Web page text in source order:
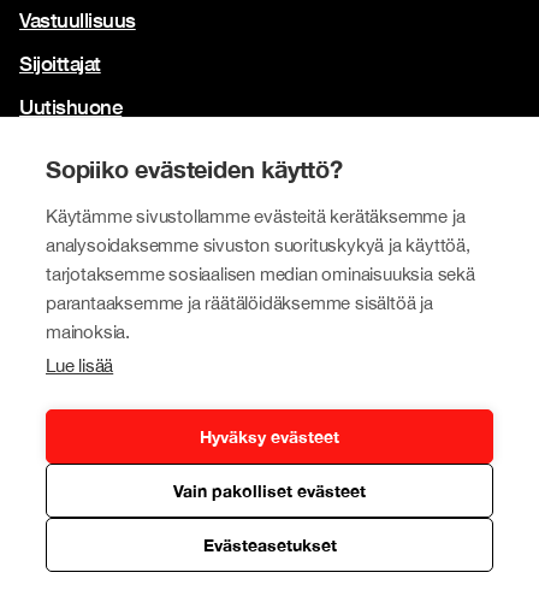
Sopiiko evästeiden käyttö?
Käytämme sivustollamme evästeitä kerätäksemme ja
analysoidaksemme sivuston suorituskykyä ja käyttöä,
tarjotaksemme sosiaalisen median ominaisuuksia sekä
parantaaksemme ja räätälöidäksemme sisältöä ja
mainoksia.
Lue lisää
Hyväksy evästeet
Vain pakolliset evästeet
Evästeasetukset
Vastuullisuus
Sijoittajat
Uutishuone
Brändimme
Tokmanni
SPAR Suomi
Click Shoes ja Shoe House
Dollarstore
Big Dollar
© Tokmanni Group Corporation 2026 Tietosuojapolitiikka